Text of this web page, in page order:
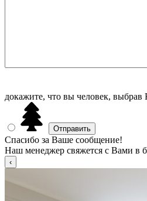
докажите, что вы человек, выбрав
Спасибо за Ваше сообщение!
Наш менеджер свяжется с Вами в